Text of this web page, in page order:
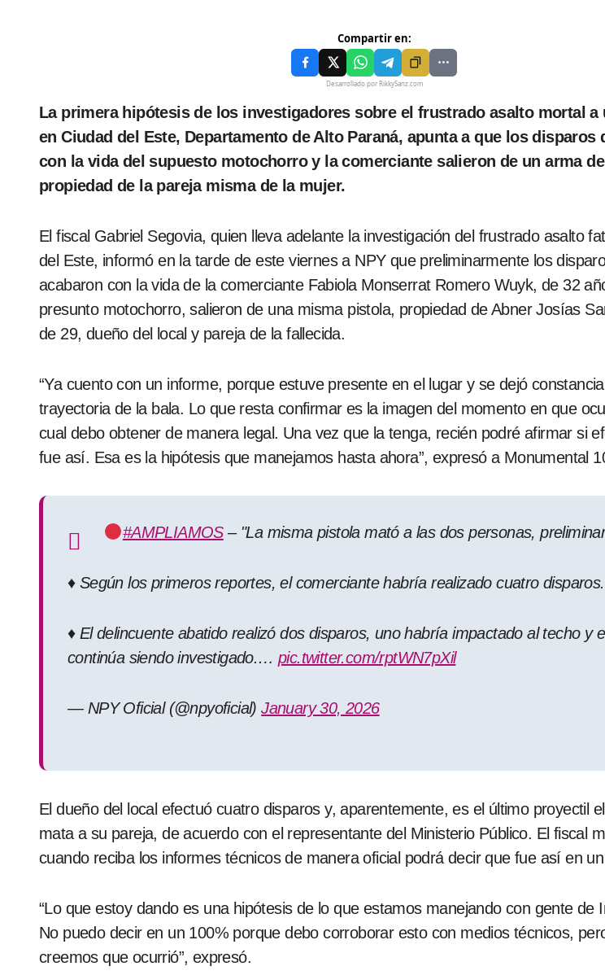
Compartir en:
Desarrollado por RikkySanz.com
La primera hipótesis de los investigadores sobre el frustrado asalto mortal a un comercio
en Ciudad del Este, Departamento de Alto Paraná, apunta a que los disparos
con la vida del supuesto motochorro y la comerciante salieron de un arma
propiedad de la pareja misma de la mujer.
El fiscal Gabriel Segovia, quien lleva adelante la investigación del frustrado asalto
del Este, informó en la tarde de este viernes a NPY que preliminarmente los
acabaron con la vida de la comerciante Fabiola Monserrat Romero Wuyk, de 32
presunto motochorro, salieron de una misma pistola, propiedad de Abner Josías
de 29, dueño del local y pareja de la fallecida.
“Ya cuento con un informe, porque estuve presente en el lugar y se dejó
trayectoria de la bala. Lo que resta confirmar es la imagen del momento en que
cual debo obtener de manera legal. Una vez que la tenga, recién podré afirmar si
fue así. Esa es la hipótesis que manejamos hasta ahora”, expresó a Monumental
#AMPLIAMOS– "La misma pistola mató a las dos personas,
♦️ Según los primeros reportes, el comerciante habría realizado cuatro disparos.
♦️ El delincuente abatido realizó dos disparos, uno habría impactado al techo y
continúa siendo investigado.… pic.twitter.com/rptWN7pXil
— NPY Oficial (@npyoficial)January 30, 2026
El dueño del local efectuó cuatro disparos y, aparentemente, es el último proyectil
mata a su pareja, de acuerdo con el representante del Ministerio Público. El fiscal
cuando reciba los informes técnicos de manera oficial podrá decir que fue así en
“Lo que estoy dando es una hipótesis de lo que estamos manejando con gente de
No puedo decir en un 100% porque debo corroborar esto con medios técnicos,
creemos que ocurrió”, expresó.